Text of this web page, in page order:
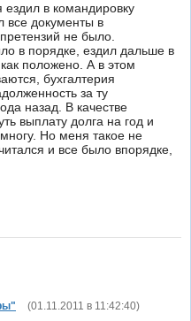
ездил в командировку
все документы в
не было.
в порядке, ездил дальше в
положено. А в этом
бухгалтерия
за ту
назад. В качестве
выплату долга на год и
Но меня такое не
и все было впорядке,
(01.11.2011 в 11:42:40)